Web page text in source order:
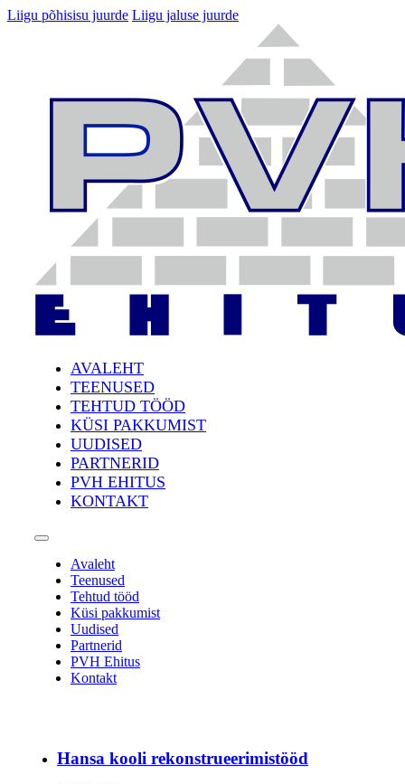
Liigu põhisisu juurde Liigu jaluse juurde
AVALEHT
TEENUSED
TEHTUD TÖÖD
KÜSI PAKKUMIST
UUDISED
PARTNERID
PVH EHITUS
KONTAKT
Avaleht
Teenused
Tehtud tööd
Küsi pakkumist
Uudised
Partnerid
PVH Ehitus
Kontakt
Hansa kooli rekonstrueerimistööd